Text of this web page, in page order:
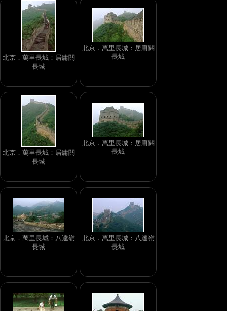
北京．萬里長城：居庸關
長城
北京．萬里長城：居庸關
長城
北京．萬里長城：居庸關
長城
北京．萬里長城：居庸關
長城
北京．萬里長城：八達嶺
長城
北京．萬里長城：八達嶺
長城